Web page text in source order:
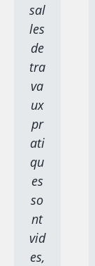
sal
les
de
tra
va
ux
pr
ati
qu
es
so
nt
vid
es,